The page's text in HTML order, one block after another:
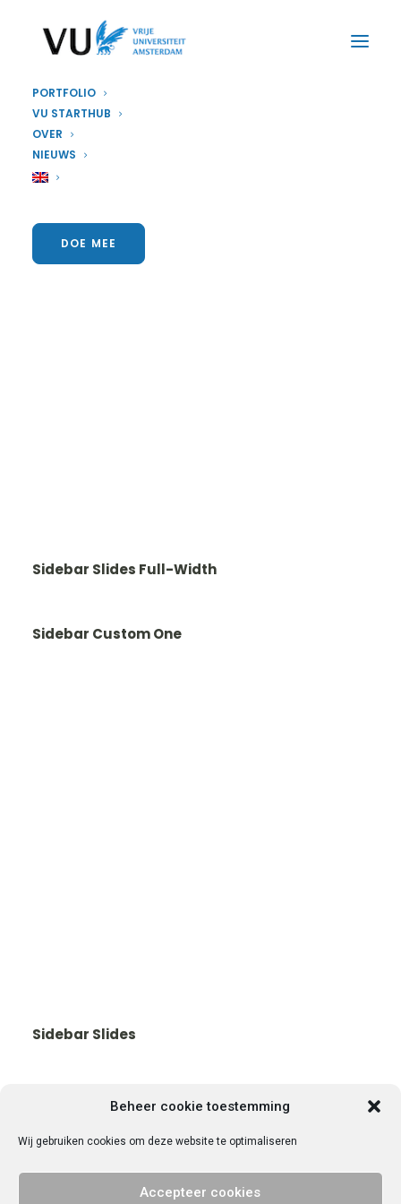
Beheer cookie toestemming
Wij gebruiken cookies om deze website te optimaliseren
Accepteer cookies
PORTFOLIO
VU STARTHUB
OVER
NIEUWS
DOE MEE
Sidebar Slides Full-Width
Sidebar Custom One
Sidebar Slides
© 2025 Vrije Universiteit Amsterdam. Alle rechten voorbehouden.Privacy
verklaring.Contact met VU Ondernemend